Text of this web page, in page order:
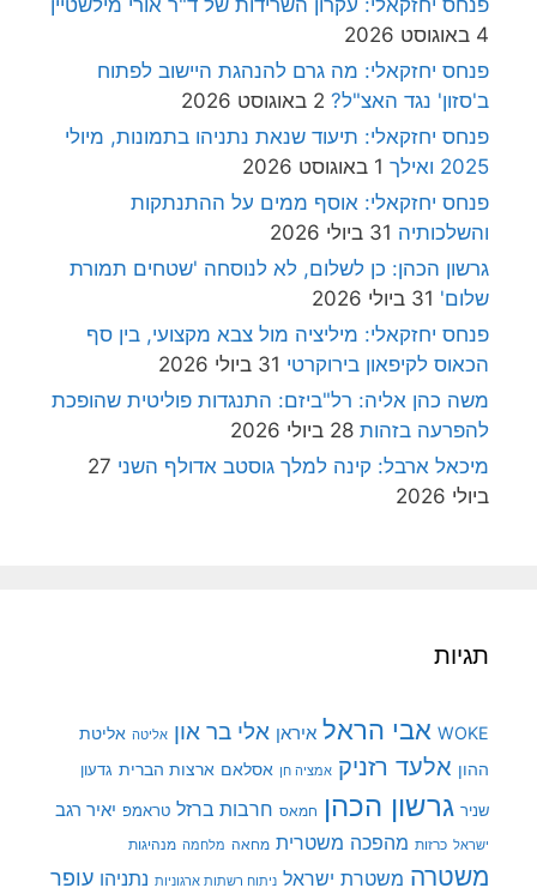
פנחס יחזקאלי: עקרון השרידות של ד"ר אורי מילשטיין
4 באוגוסט 2026
פנחס יחזקאלי: מה גרם להנהגת היישוב לפתוח
ב'סזון' נגד האצ"ל? 2 באוגוסט 2026
פנחס יחזקאלי: תיעוד שנאת נתניהו בתמונות, מיולי
2025 ואילך
1 באוגוסט 2026
פנחס יחזקאלי: אוסף ממים על ההתנתקות
והשלכותיה 31 ביולי 2026
גרשון הכהן: כן לשלום, לא לנוסחה 'שטחים תמורת
שלום' 31 ביולי 2026
פנחס יחזקאלי: מיליציה מול צבא מקצועי, בין סף
הכאוס לקיפאון בירוקרטי 31 ביולי 2026
משה כהן אליה: רל"ביזם: התנגדות פוליטית שהופכת
להפרעה בזהות 28 ביולי 2026
מיכאל ארבל: קינה למלך גוסטב אדולף השני 27
ביולי 2026
תגיות
WOKE אבי הראל איראן אלי בר און אליטה אליטת
ההון אלעד רזניק אמציה חן אסלאם ארצות הברית גדעון
שניר גרשון הכהן חמאס חרבות ברזל טראמפ יאיר רגב
ישראל כרזות מהפכה משטרית מחאה מלחמה מנהיגות
משטרה משטרת ישראל ניתוח רשתות ארגוניות נתניהו עופר